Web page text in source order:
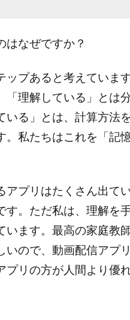
なぜですか？
プあると考えていま
「理解している」とは
いる」とは、計算方法
。私たちはこれを「記
アプリはたくさん出て
す。ただ私は、理解を
います。最高の家庭教
いので、動画配信アプ
リの方が人間より優